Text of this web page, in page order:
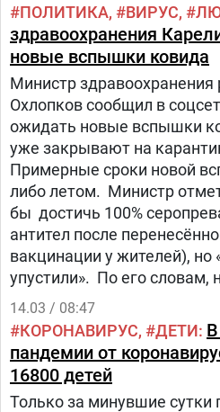
ПОЛИТИКА ВИРУС
здравоохранения
новые вспышки ковида
Министр
Охлопков сообщил в
ожидать новые вспышки
уже закрывают на
Примерные сроки новой
либо летом. Министр
бы достичь 100%
антител после
вакцинации у жителей), но
упустили». По его
ковида переболели почти
коллективный иммунитет
14.03 / 08:47
КОРОНАВИРУС ДЕТИ
пандемии от
16800 детей
Только за минувшие сутки